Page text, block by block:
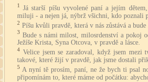
1
Já starší píšu vyvolené paní a jejím
miluji - a nejen já, nýbrž všichni, kdo poznali
2 Píšu kvůli pravdě, která v nás zůstává a
3 Bude s námi milost, milosrdenství a pokoj
Ježíše Krista, Syna Otcova, v pravdě a lásce.
4 Velice jsem se zaradoval, když jsem mezi
takové, které žijí v pravdě, jak jsme dostali
5 A nyní tě prosím, paní, ne že bych ti psal
připomínám to, které máme od počátku: